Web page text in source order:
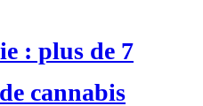
: plus de 7
cannabis